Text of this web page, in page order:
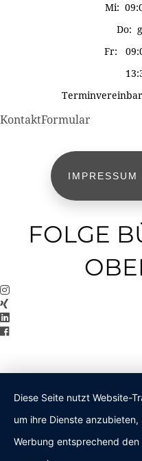
Mi:
Do:
Fr:
13:30
KontaktFormular
IMPRESSUM
FOLGE
Diese Seite nutzt Website-
um ihre Dienste
Werbung entsprechend